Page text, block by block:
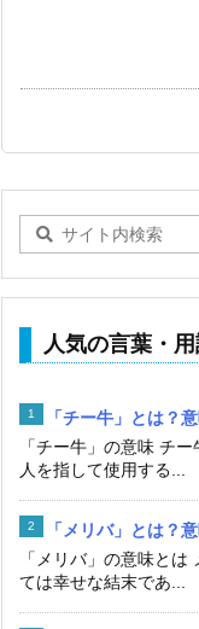
人気の言葉・
「チー牛」とは？
「チー牛」の意味 チ
人を指して使用する...
「メリバ」とは？
「メリバ」の意味と
ては幸せな結末であ...